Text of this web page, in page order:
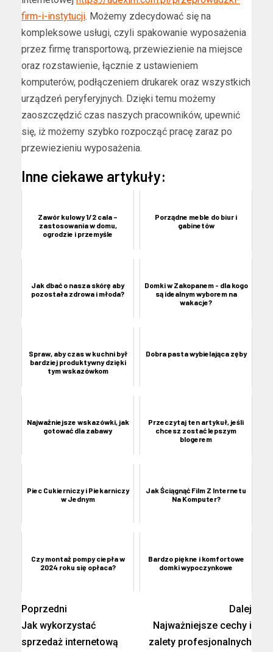
firm-i-instytucji. Możemy zdecydować się na
kompleksowe usługi, czyli spakowanie wyposażenia
przez firmę transportową, przewiezienie na miejsce
oraz rozstawienie, łącznie z ustawieniem
komputerów, podłączeniem drukarek oraz wszystkich
urządzeń peryferyjnych. Dzięki temu możemy
zaoszczędzić czas naszych pracowników, upewnić
się, iż możemy szybko rozpocząć pracę zaraz po
przewiezieniu wyposażenia.
Inne ciekawe artykuły:
Zawór kulowy 1/2 cala –
zastosowania w domu,
ogrodzie i przemyśle
Porządne meble do biur i
gabinetów
Jak dbać o nasza skórę aby
pozostała zdrowa i młoda?
Domki w Zakopanem - dla kogo
są idealnym wyborem na
wakacje?
Spraw, aby czas w kuchni był
bardziej produktywny dzięki
tym wskazówkom
Dobra pasta wybielająca zęby
Najważniejsze wskazówki, jak
gotować dla zabawy
Przeczytaj ten artykuł, jeśli
chcesz zostać lepszym
blogerem
Piec Cukierniczy i Piekarniczy
w Jednym
Jak Ściągnąć Film Z Internetu
Na Komputer?
Czy montaż pompy ciepła w
2024 roku się opłaca?
Bardzo piękne i komfortowe
domki wypoczynkowe
Poprzedni
Jak wykorzystać
sprzedaż internetową
Dalej
Najważniejsze cechy i
zalety profesjonalnych